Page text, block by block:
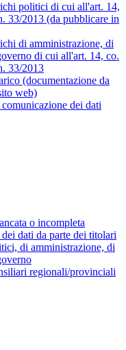
politici di cui all'art. 14,
33/2013 (da pubblicare in
di amministrazione, di
di cui all'art. 14, co.
33/2013
(documentazione da
web)
dei dati
o incompleta
dati da parte dei titolari
di amministrazione, di
regionali/provinciali